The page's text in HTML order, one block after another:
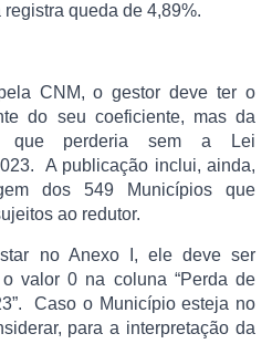
queda de 4,89%.
CNM, o gestor deve ter o
do seu coeficiente, mas da
que perderia sem a Lei
A publicação inclui, ainda,
dos 549 Municípios que
ao redutor.
no Anexo I, ele deve ser
valor 0 na coluna “Perda de
Caso o Município esteja no
para a interpretação da